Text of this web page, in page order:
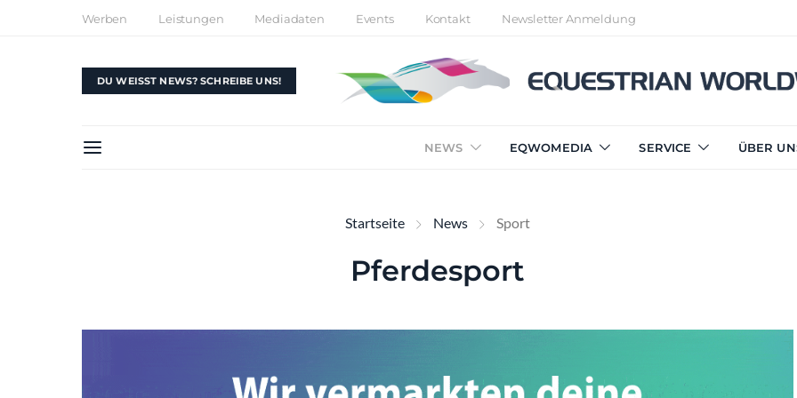
Werben Leistungen Mediadaten Events Kontakt Newsletter Anmeldung
DU WEISST NEWS? SCHREIBE UNS!
NEWS EQWOMEDIA SERVICE ÜBER
Startseite News Sport
Pferdesport